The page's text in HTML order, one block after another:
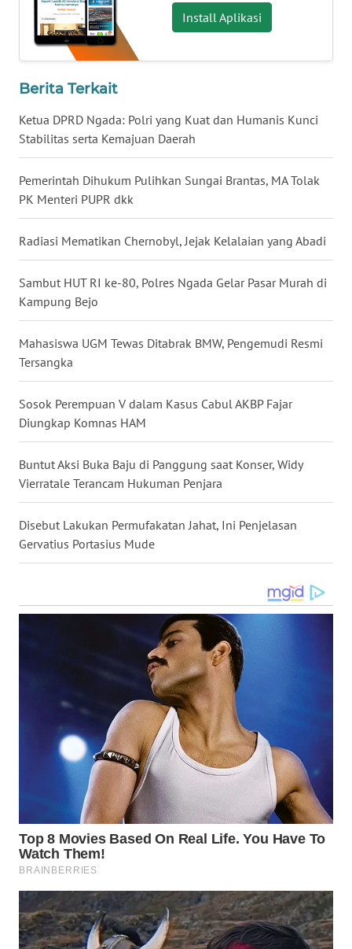
Install Aplikasi
Berita Terkait
Ketua DPRD Ngada: Polri yang Kuat dan Humanis Kunci
Stabilitas serta Kemajuan Daerah
Pemerintah Dihukum Pulihkan Sungai Brantas, MA Tolak
PK Menteri PUPR dkk
Radiasi Mematikan Chernobyl, Jejak Kelalaian yang Abadi
Sambut HUT RI ke-80, Polres Ngada Gelar Pasar Murah di
Kampung Bejo
Mahasiswa UGM Tewas Ditabrak BMW, Pengemudi Resmi
Tersangka
Sosok Perempuan V dalam Kasus Cabul AKBP Fajar
Diungkap Komnas HAM
Buntut Aksi Buka Baju di Panggung saat Konser, Widy
Vierratale Terancam Hukuman Penjara
Disebut Lakukan Permufakatan Jahat, Ini Penjelasan
Gervatius Portasius Mude
WN
KALTENG
KALTARA
WN
KALSEL
WN
SULSEL
GORONTALO
SULUT
MALUKU
WN
MALUT
WN
WN
LANGKAT
TAPANULI
SELATAN
WN
TANJUNG
LESUNG